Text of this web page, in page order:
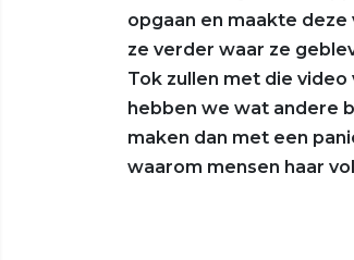
opgaan en maakte
ze verder waar ze
Tok zullen met die
hebben we wat andere
maken dan met een
waarom mensen haar